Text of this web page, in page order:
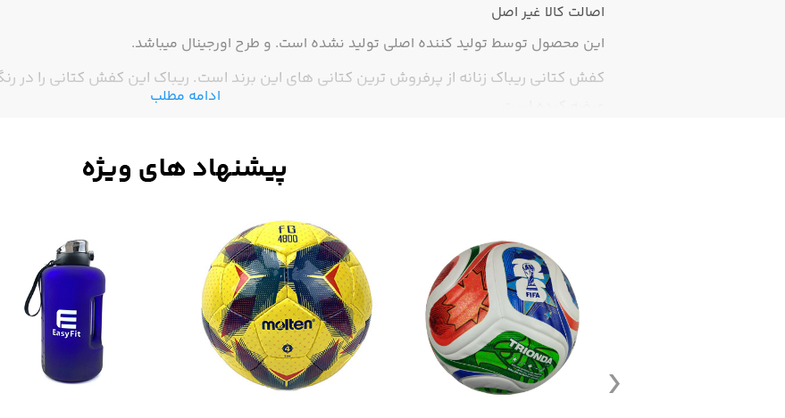
اصالت کالا غیر اصل
این محصول توسط تولید کننده اصلی تولید نشده است. و طرح اورجینال میباشد.
کفش کتانی ریباک زنانه از پرفروش ترین کتانی های این برند است. ریباک این کفش کتانی را در
ادامه مطلب